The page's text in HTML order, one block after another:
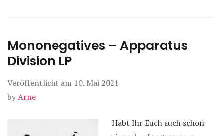
Mononegatives – Apparatus
Division LP
Veröffentlicht am 10. Mai 2021
byArne
Habt Ihr Euch auch schon